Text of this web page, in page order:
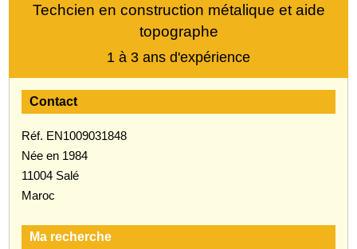
Techcien en construction métalique et aide
topographe
1 à 3 ans d'expérience
Contact
Réf. EN1009031848
Née en 1984
11004 Salé
Maroc
Ma recherche